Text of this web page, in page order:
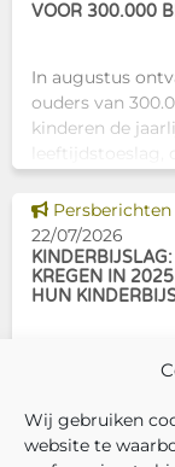
Wij gebruiken
website te
VOOR 300.000
In augustus
ouders van
kinderen de
leeftijdstoeslag,
schoolpremie.
ondersteuning
om de kosten
Dit nieuws
Persberichten
22/07/2026
KREGEN IN
HUN
In december
304.966
recht op
ontvingen